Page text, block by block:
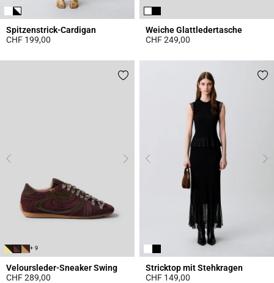
Spitzenstrick-Cardigan
CHF 199,00
Weiche Glattledertasche
CHF 249,00
+ 9
Veloursleder-Sneaker Swing
CHF 289,00
Stricktop mit Stehkragen
CHF 149,00